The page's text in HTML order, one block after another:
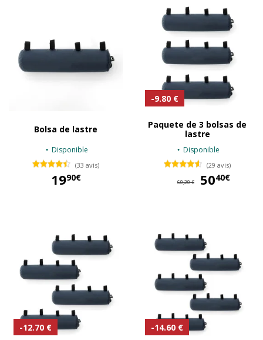
Bolsa de lastre
Disponible
(33 avis)
1990€
-9.80 €
Paquete de 3 bolsas de
lastre
Disponible
(29 avis)
60,20 € 5040€
-12.70 € -14.60 €